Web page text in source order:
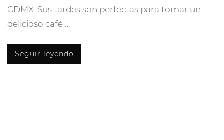
CDMX. Sus tardes son perfectas para tomar un
delicioso café …
Seguir leyendo